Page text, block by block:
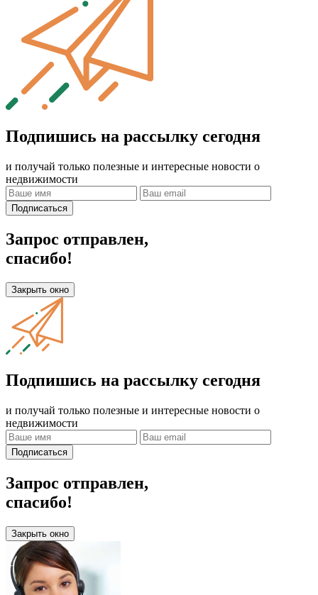
Подпишись на рассылку сегодня
и получай только полезные и интересные новости о
недвижимости
Подписаться
Запрос отправлен,
спасибо!
Закрыть окно
Подпишись на рассылку сегодня
и получай только полезные и интересные новости о
недвижимости
Подписаться
Запрос отправлен,
спасибо!
Закрыть окно